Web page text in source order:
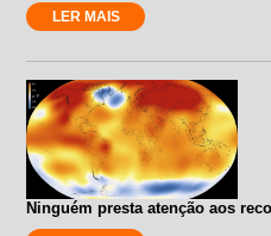
LER MAIS
Ninguém presta atenção aos